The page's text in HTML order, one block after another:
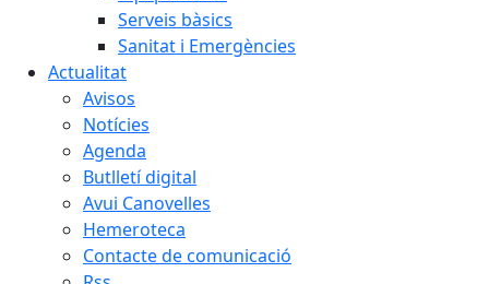
Serveis bàsics
Sanitat i Emergències
Actualitat
Avisos
Notícies
Agenda
Butlletí digital
Avui Canovelles
Hemeroteca
Contacte de comunicació